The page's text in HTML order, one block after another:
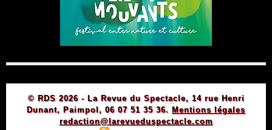
© RDS 2026 - La Revue du Spectacle, 14 rue Henri
Dunant, Paimpol, 06 07 51 35 36. Mentions légales
redaction@larevueduspectacle.com